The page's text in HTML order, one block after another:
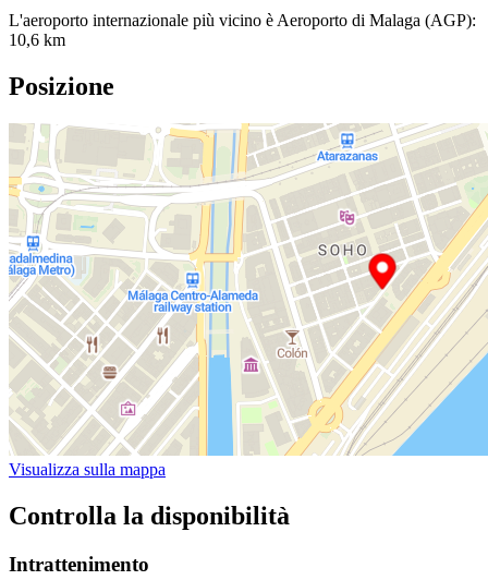
L'aeroporto internazionale più vicino è Aeroporto di Malaga (AGP):
10,6 km
Posizione
Visualizza sulla mappa
Controlla la disponibilità
Intrattenimento